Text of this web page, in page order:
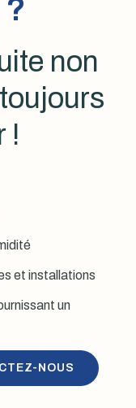
non
!
et installations
un
NOUS